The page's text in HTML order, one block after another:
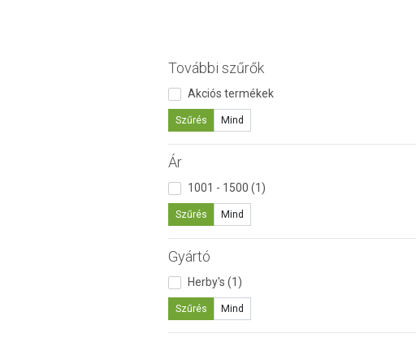
További szűrők
Akciós termékek
Szűrés Mind
Ár
1001 - 1500 (1)
Szűrés Mind
Gyártó
Herby's (1)
Szűrés Mind